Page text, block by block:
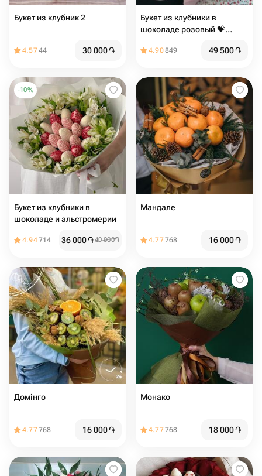
Букет из клубник 2
4.5744 30 000֏
Букет из клубники в
шоколаде розовый 💝️
4.90849 49 500֏
-10%
Букет из клубники в
шоколаде и альстромерии
4.94714 36 000֏40 000֏
Мандале
4.77768 16 000֏
Домінго
4.77768 16 000֏
Монако
4.77768 18 000֏